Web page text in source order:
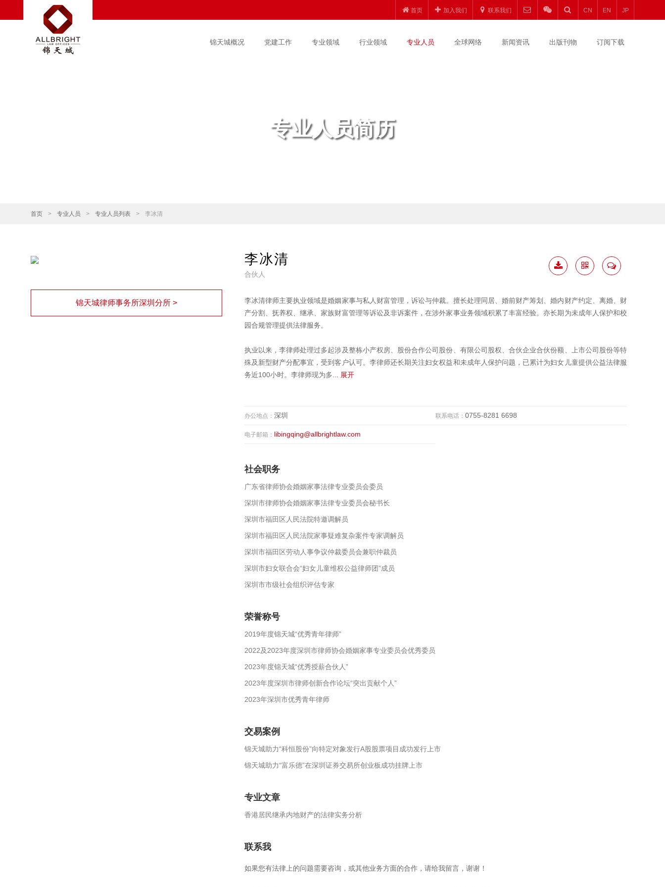
首页 加入我们 联系我们 CN EN JP
锦天城概况 党建工作 专业领域 行业领域 专业人员 全球网络 新闻资讯 出版刊物 订阅下载
专业人员简历
首页 > 专业人员 > 专业人员列表 > 李冰清
李冰清
合伙人
李冰清律师主要执业领域是婚姻家事与私人财富管理，诉讼与仲裁。擅长处理同居、婚前财产筹划、婚内财产约定、离婚、财
产分割、抚养权、继承、家族财富管理等诉讼及非诉案件，在涉外家事业务领域积累了丰富经验。亦长期为未成年人保护和校
园合规管理提供法律服务。
执业以来，李律师处理过多起涉及整栋小产权房、股份合作公司股份、有限公司股权、合伙企业合伙份额、上市公司股份等特
殊及新型财产分配事宜，受到客户认可。李律师还长期关注妇女权益和未成年人保护问题，已累计为妇女儿童提供公益法律服
务近100小时。李律师现为多 ... 展开
办公地点： 深圳 联系电话：0755-8281 6698
电子邮箱： libingqing@allbrightlaw.com
社会职务
广东省律师协会婚姻家事法律专业委员会委员
深圳市律师协会婚姻家事法律专业委员会秘书长
深圳市福田区人民法院特邀调解员
深圳市福田区人民法院家事疑难复杂案件专家调解员
深圳市福田区劳动人事争议仲裁委员会兼职仲裁员
深圳市妇女联合会“妇女儿童维权公益律师团”成员
深圳市市级社会组织评估专家
荣誉称号
2019年度锦天城“优秀青年律师”
2022及2023年度深圳市律师协会婚姻家事专业委员会优秀委员
2023年度锦天城“优秀授薪合伙人”
2023年度深圳市律师创新合作论坛“突出贡献个人”
2023年深圳市优秀青年律师
交易案例
锦天城助力“科恒股份”向特定对象发行A股股票项目成功发行上市
锦天城助力“富乐德”在深圳证券交易所创业板成功挂牌上市
专业文章
香港居民继承内地财产的法律实务分析
联系我
如果您有法律上的问题需要咨询，或其他业务方面的合作，请给我留言，谢谢！
锦天城律师事务所深圳分所 >